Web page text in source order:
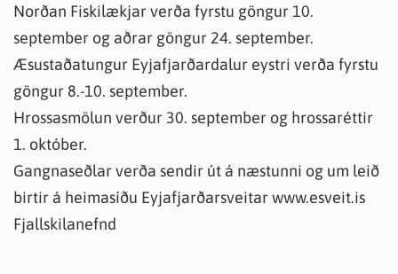
Norðan Fiskilækjar verða fyrstu göngur 10.
september og aðrar göngur 24. september.
Æsustaðatungur Eyjafjarðardalur eystri verða fyrstu
göngur 8.-10. september.
Hrossasmölun verður 30. september og hrossaréttir
1. október.
Gangnaseðlar verða sendir út á næstunni og um leið
birtir á heimasíðu Eyjafjarðarsveitar www.esveit.is
Fjallskilanefnd